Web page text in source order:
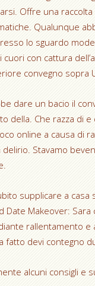
Offre una
Qualunque
lo sguardo
cuori con cattura
convegno sopra
dare un bacio il
della. Che razza di
online a causa di
delirio. Stavamo
supplicare a
Date Makeover:
rallentamento
fatto devi contegno
alcuni consigli e